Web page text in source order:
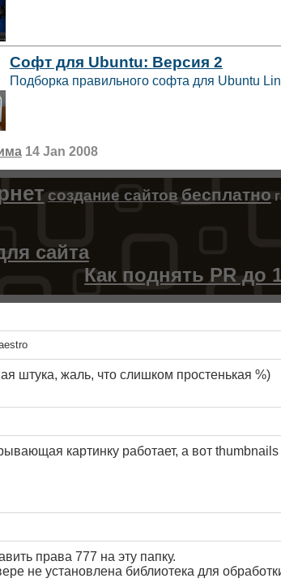
Софт для Ubuntu: Версия 2
Подборка правильного софта для Ubuntu
14 Jan 2008
создание сайтов бесплатно
сайта
Как поднять PR до
штука, жаль, что слишком простенькая %)
картинку работает, а вот
права 777 на эту папку.
не установлена библиотека для